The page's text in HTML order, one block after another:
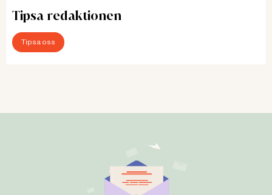
Tipsa redaktionen
Tipsa oss